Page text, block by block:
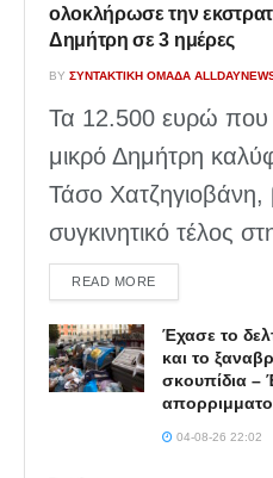
ολοκλήρωσε την
Δημήτρη σε 3 ημέρες
BY ΣΥΝΤΑΚΤΙΚΉ ΟΜΆΔΑ
Τα 12.500 ευρώ που
μικρό Δημήτρη
Τάσο Χατζηγιοβάνη,
συγκινητικό τέλος
READ MOREDETAILS
Έχασε το
και το
σκουπίδια –
04-08-26 22:02